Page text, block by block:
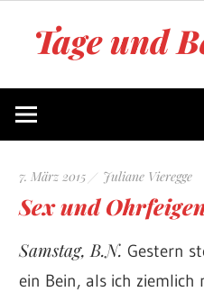
Tage und
von
7. März 2015 Juliane Vieregge
Sex und
Samstag, B.N. Gestern
ein Bein, als ich